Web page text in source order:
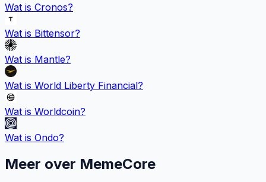
Wat is Cronos?
Wat is Bittensor?
Wat is Mantle?
Wat is World Liberty Financial?
Wat is Worldcoin?
Wat is Ondo?
Meer over MemeCore